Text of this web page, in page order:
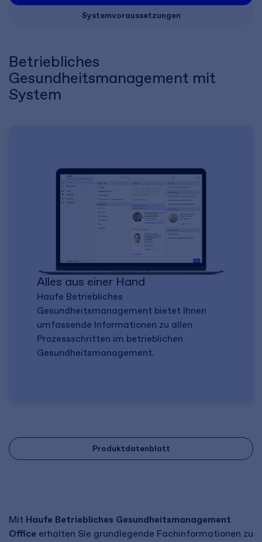
Systemvoraussetzungen
Betriebliches
Gesundheitsmanagement mit
System
Alles aus einer Hand
Haufe Betriebliches
Gesundheitsmanagement bietet Ihnen
umfassende Informationen zu allen
Prozessschritten im betrieblichen
Gesundheitsmanagement.
Produktdatenblatt
Mit Haufe Betriebliches Gesundheitsmanagement
Office erhalten Sie grundlegende Fachinformationen zu